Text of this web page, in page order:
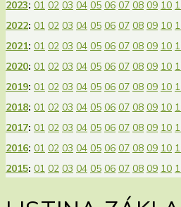
2023: 01 02 03 04 05 06 07 08 09 10
2022: 01 02 03 04 05 06 07 08 09 10
2021: 01 02 03 04 05 06 07 08 09 10
2020: 01 02 03 04 05 06 07 08 09 10
2019: 01 02 03 04 05 06 07 08 09 10
2018: 01 02 03 04 05 06 07 08 09 10
2017: 01 02 03 04 05 06 07 08 09 10
2016: 01 02 03 04 05 06 07 08 09 10
2015: 01 02 03 04 05 06 07 08 09 10